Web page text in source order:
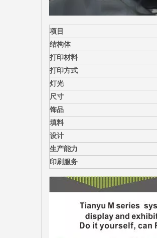
项目
结构体
打印材料
打印方式
灯光
尺寸
饰品
填料
设计
生产能力
印刷服务